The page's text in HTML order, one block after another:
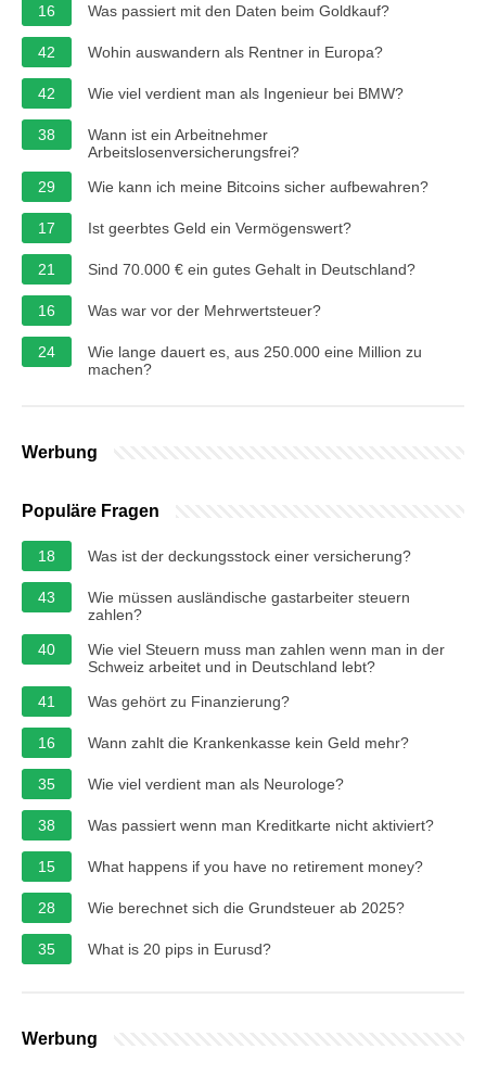
16 Was passiert mit den Daten beim Goldkauf?
42 Wohin auswandern als Rentner in Europa?
42 Wie viel verdient man als Ingenieur bei BMW?
38
Wann ist ein Arbeitnehmer
Arbeitslosenversicherungsfrei?
29
Wie kann ich meine Bitcoins sicher aufbewahren?
17 Ist geerbtes Geld ein Vermögenswert?
21 Sind 70.000 € ein gutes Gehalt in Deutschland?
16 Was war vor der Mehrwertsteuer?
24
Wie lange dauert es, aus 250.000 eine Million zu
machen?
Werbung
Populäre Fragen
18 Was ist der deckungsstock einer versicherung?
43
Wie müssen ausländische gastarbeiter steuern
zahlen?
40
Wie viel Steuern muss man zahlen wenn man in der
Schweiz arbeitet und in Deutschland lebt?
41
Was gehört zu Finanzierung?
16 Wann zahlt die Krankenkasse kein Geld mehr?
35 Wie viel verdient man als Neurologe?
38 Was passiert wenn man Kreditkarte nicht aktiviert?
15 What happens if you have no retirement money?
28 Wie berechnet sich die Grundsteuer ab 2025?
35 What is 20 pips in Eurusd?
Werbung